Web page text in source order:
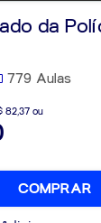
da
779 Aulas
82,37 ou
COMPRAR